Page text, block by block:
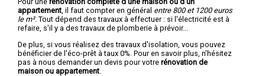
appartement , il faut compter en général entre 800 et 1200 euros
le m². Tout dépend des travaux à effectuer : si l'électricité est à
refaire, s'il y a des travaux de plomberie à prévoir...
De plus, si vous réalisez des travaux d'isolation, vous pouvez
bénéficier de l'éco-prêt à taux 0%. Pour en savoir plus, n'hésitez
pas à nous demander un devis pour votre rénovation de
maison ou appartement